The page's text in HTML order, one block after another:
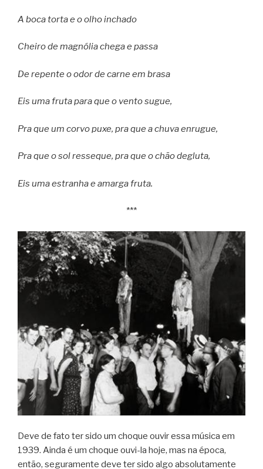
A boca torta e o olho inchado
Cheiro de magnólia chega e passa
De repente o odor de carne em brasa
Eis uma fruta para que o vento sugue,
Pra que um corvo puxe, pra que a chuva enrugue,
Pra que o sol resseque, pra que o chão degluta,
Eis uma estranha e amarga fruta.
***
Deve de fato ter sido um choque ouvir essa música em
1939. Ainda é um choque ouvi-la hoje, mas na época,
então, seguramente deve ter sido algo absolutamente